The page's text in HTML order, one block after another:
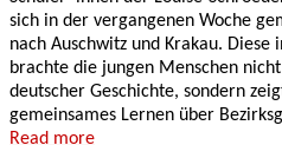
sich in der vergangenen Woche
nach Auschwitz und Krakau.
brachte die jungen Menschen
deutscher Geschichte, sondern
gemeinsames Lernen über
Read more